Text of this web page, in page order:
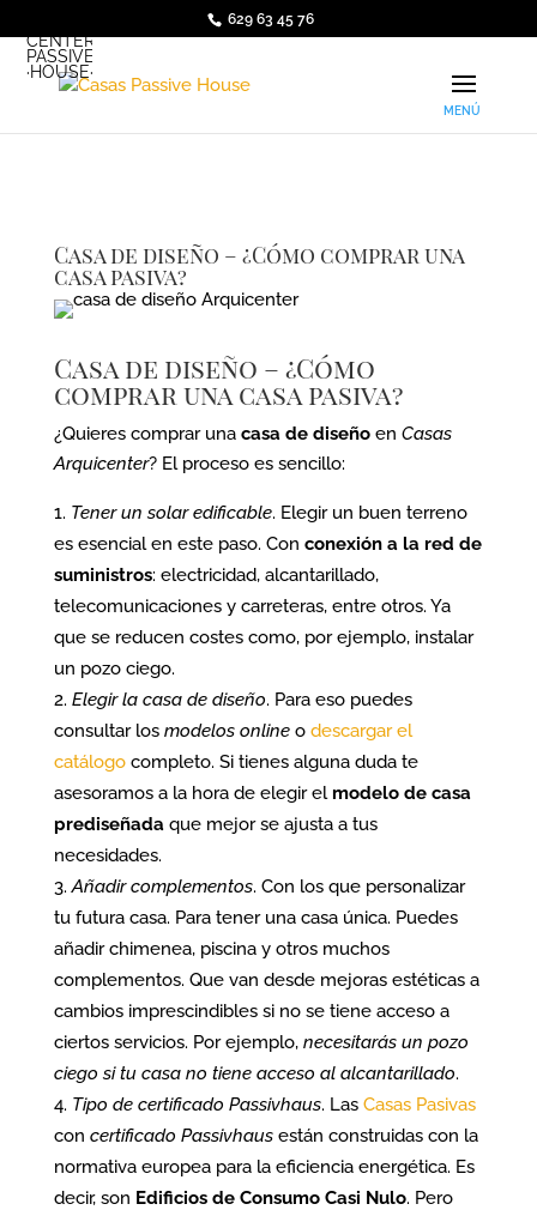
CENTER
PASSIVE
·HOUSE·
629 63 45 76
Casa de diseño – ¿Cómo comprar una
casa pasiva?
Casa de diseño – ¿Cómo
comprar una casa pasiva?
¿Quieres comprar una casa de diseñoen Casas
Arquicenter? El proceso es sencillo:
Tener un solar edificable. Elegir un buen terreno
es esencial en este paso. Con conexión a la red de
suministros: electricidad, alcantarillado,
telecomunicaciones y carreteras, entre otros. Ya
que se reducen costes como, por ejemplo, instalar
un pozo ciego.
Elegir la casa de diseño. Para eso puedes
consultar los modelos onlineo descargar el
catálogocompleto. Si tienes alguna duda te
asesoramos a la hora de elegir el modelo de casa
prediseñadaque mejor se ajusta a tus
necesidades.
Añadir complementos. Con los que personalizar
tu futura casa. Para tener una casa única. Puedes
añadir chimenea, piscina y otros muchos
complementos. Que van desde mejoras estéticas a
cambios imprescindibles si no se tiene acceso a
ciertos servicios. Por ejemplo, necesitarás un pozo
ciego si tu casa no tiene acceso al alcantarillado.
Tipo de certificado Passivhaus. Las Casas Pasivas
con certificado Passivhausestán construidas con la
normativa europea para la eficiencia energética. Es
decir, son Edificios de Consumo Casi Nulo. Pero